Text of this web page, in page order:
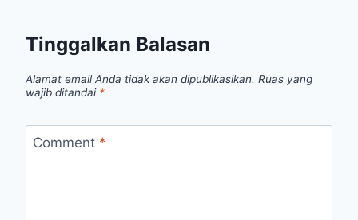
Tinggalkan Balasan
Alamat email Anda tidak akan dipublikasikan. Ruas yang
wajib ditandai *
Comment *